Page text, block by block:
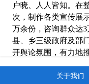
户晓、人人皆知。在
次，制作各类宣传展
万余份，咨询群众达
县、乡三级政府及部
开舆论氛围，有力地
六是组织开展2017
关于我们